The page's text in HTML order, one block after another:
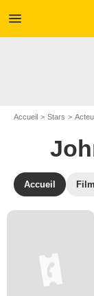
menu
Accueil Stars
Accueil